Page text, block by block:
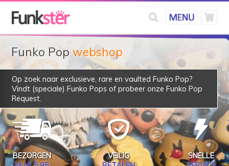
Funko Popwebshop
Op zoek naar exclusieve, rare en vaulted Funko Pop?
Vindt (speciale) Funko Pops of probeer onzeFunko Pop
Request.
BEZORGEN
VEILIG
SNELLE